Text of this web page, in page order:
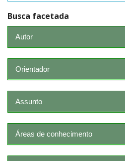
Busca facetada
Autor
Orientador
Assunto
Áreas de conhecimento